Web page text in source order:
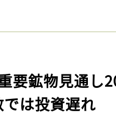
要鉱物見通
は投資遅れ